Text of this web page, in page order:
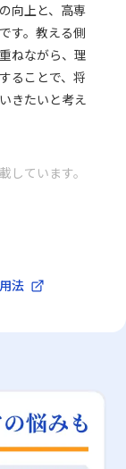
向上と、高専
す。教える側
ねながら、理
ることで、将
きたいと考え
ています。
法